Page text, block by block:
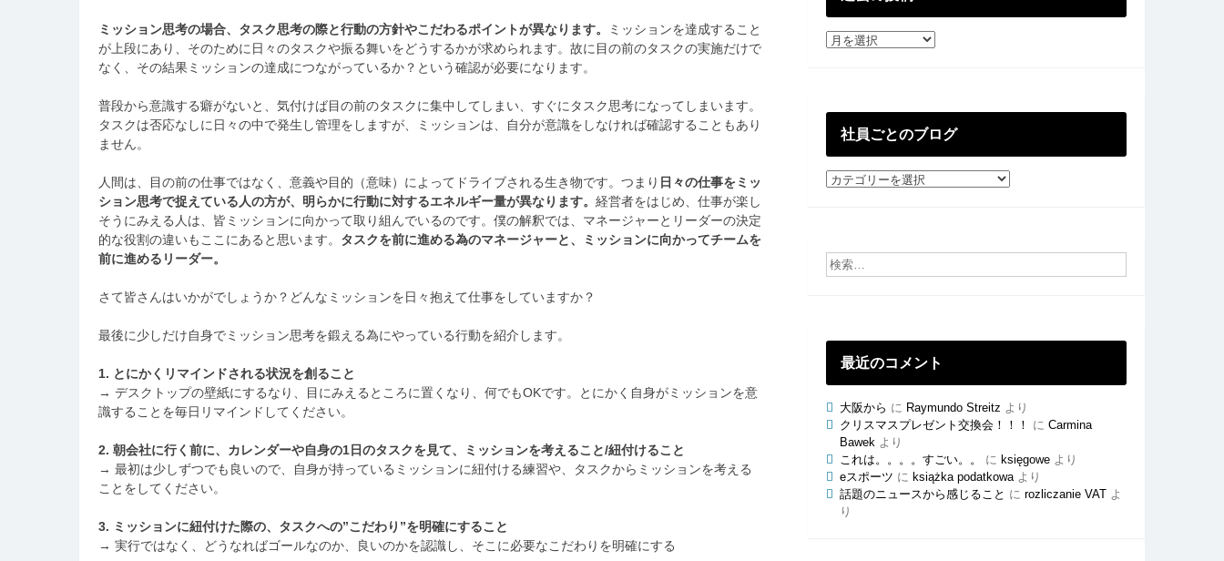
ミッション思考の場合、タスク思考の際と行動の方針やこだわるポイントが異なります。
ミッションを達成すること
が上段にあり、そのために日々のタスクや振る舞いをどうするかが求められます。故に目の前のタスクの実施だけで
なく、その結果ミッションの達成につながっているか？という確認が必要になります。
普段から意識する癖がないと、気付けば目の前のタスクに集中してしまい、すぐにタスク思考になってしまいます。
タスクは否応なしに日々の中で発生し管理をしますが、ミッションは、自分が意識をしなければ確認することもあり
ません。
人間は、目の前の仕事ではなく、意義や目的（意味）によってドライブされる生き物です。つまり 日々の仕事をミッ
ション思考で捉えている人の方が、明らかに行動に対するエネルギー量が異なります。 経営者をはじめ、仕事が楽し
そうにみえる人は、皆ミッションに向かって取り組んでいるのです。僕の解釈では、マネージャーとリーダーの決定
的な役割の違いもここにあると思います。 タスクを前に進める為のマネージャーと、ミッションに向かってチームを
前に進めるリーダー。
さて皆さんはいかがでしょうか？どんなミッションを日々抱えて仕事をしていますか？
最後に少しだけ自身でミッション思考を鍛える為にやっている行動を紹介します。
1. とにかくリマインドされる状況を創ること
→ デスクトップの壁紙にするなり、目にみえるところに置くなり、何でもOKです。とにかく自身がミッションを意
識することを毎日リマインドしてください。
2. 朝会社に行く前に、カレンダーや自身の1日のタスクを見て、ミッションを考えること/紐付けること
→ 最初は少しずつでも良いので、自身が持っているミッションに紐付ける練習や、タスクからミッションを考える
ことをしてください。
3. ミッションに紐付けた際の、タスクへの”こだわり”を明確にすること
→ 実行ではなく、どうなればゴールなのか、良いのかを認識し、そこに必要なこだわりを明確にする
過
社員ごとのブログ
社
ブ
最近のコメント
大阪から に Raymundo Streitz より
クリスマスプレゼント交換会！！！
に Carmina
Bawekより
これは。。。。すごい。。
に księgoweより
eスポーツ に książka podatkowaより
話題のニュースから感じること に rozliczanie VATよ
り